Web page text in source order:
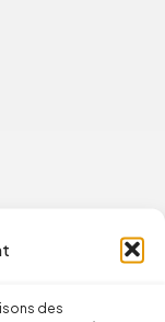
des
d’une